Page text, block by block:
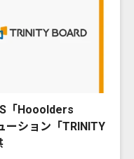
「Hooolders
ーション「TRINITY